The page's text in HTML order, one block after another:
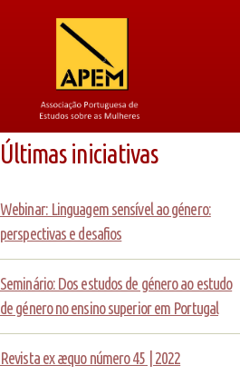
Últimas iniciativas
Webinar: Linguagem sensível ao género:
perspectivas e desafios
Seminário: Dos estudos de género ao estudo
de género no ensino superior em Portugal
Revista ex æquo número 45 | 2022